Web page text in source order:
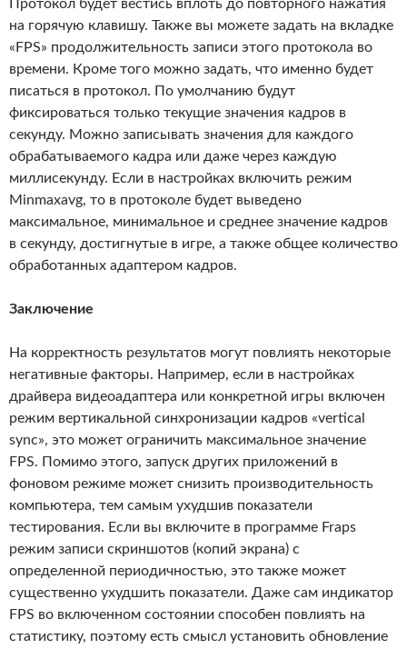
Протокол будет вестись вплоть до повторного нажатия
на горячую клавишу. Также вы можете задать на вкладке
«FPS» продолжительность записи этого протокола во
времени. Кроме того можно задать, что именно будет
писаться в протокол. По умолчанию будут
фиксироваться только текущие значения кадров в
секунду. Можно записывать значения для каждого
обрабатываемого кадра или даже через каждую
миллисекунду. Если в настройках включить режим
Minmaxavg, то в протоколе будет выведено
максимальное, минимальное и среднее значение кадров
в секунду, достигнутые в игре, а также общее количество
обработанных адаптером кадров.
Заключение
На корректность результатов могут повлиять некоторые
негативные факторы. Например, если в настройках
драйвера видеоадаптера или конкретной игры включен
режим вертикальной синхронизации кадров «vertical
sync», это может ограничить максимальное значение
FPS. Помимо этого, запуск других приложений в
фоновом режиме может снизить производительность
компьютера, тем самым ухудшив показатели
тестирования. Если вы включите в программе Fraps
режим записи скриншотов (копий экрана) с
определенной периодичностью, это также может
существенно ухудшить показатели. Даже сам индикатор
FPS во включенном состоянии способен повлиять на
статистику, поэтому есть смысл установить обновление